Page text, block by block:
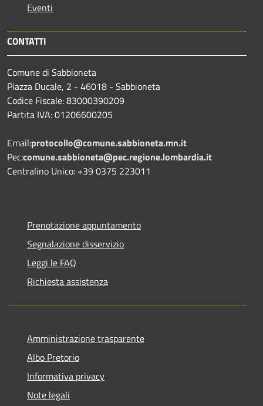
Eventi
CONTATTI
Comune di Sabbioneta
Piazza Ducale, 2 - 46018 - Sabbioneta
Codice Fiscale: 83000390209
Partita IVA: 01206600205
Email:protocollo@comune.sabbioneta.mn.it
Pec:comune.sabbioneta@pec.regione.lombardia.it
Centralino Unico: +39 0375 223011
Prenotazione appuntamento
Segnalazione disservizio
Leggi le FAQ
Richiesta assistenza
Amministrazione trasparente
Albo Pretorio
Informativa privacy
Note legali